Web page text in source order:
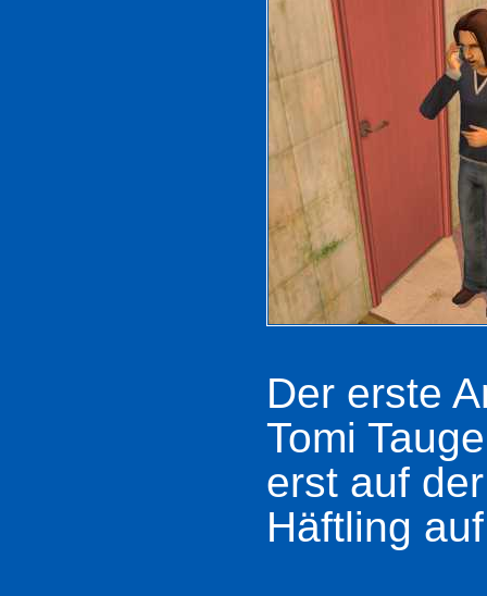
Der erste
Tomi
erst auf
Häftling